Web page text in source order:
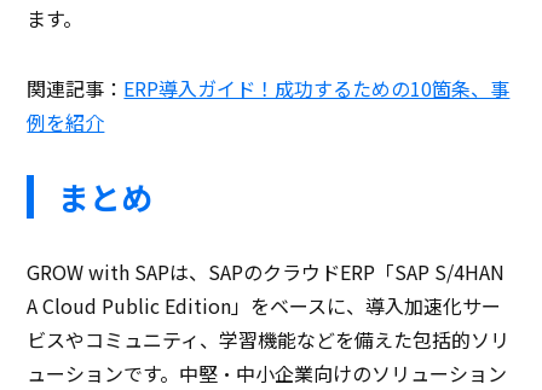
ます。
関連記事： ERP導入ガイド！成功するための10箇条、事
例を紹介
まとめ
GROW with SAPは、SAPのクラウドERP「SAP S/4HAN
A Cloud Public Edition」をベースに、導入加速化サー
ビスやコミュニティ、学習機能などを備えた包括的ソリ
ューションです。中堅・中小企業向けのソリューション